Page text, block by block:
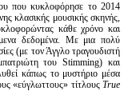
που κυκλοφόρησε το 2014
κλασικής μουσικής σκηνής,
κάθε χρόνο και
δεδομένα. Με μια πολύ
(με τον Άγγλο τραγουδιστή
του Stimming) και
κάπως το μυστήριο μέσα
«εύγλωττους» τίτλους True